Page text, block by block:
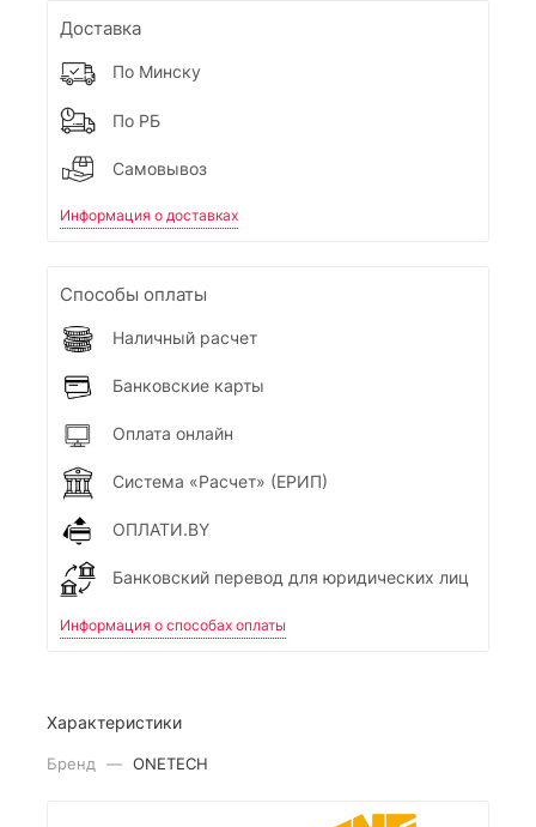
Доставка
По Минску
По РБ
Самовывоз
Информация о доставках
Способы оплаты
Наличный расчет
Банковские карты
Оплата онлайн
Система «Расчет» (ЕРИП)
ОПЛАТИ.BY
Банковский перевод для юридических лиц
Информация о способах оплаты
Характеристики
Бренд — ONETECH